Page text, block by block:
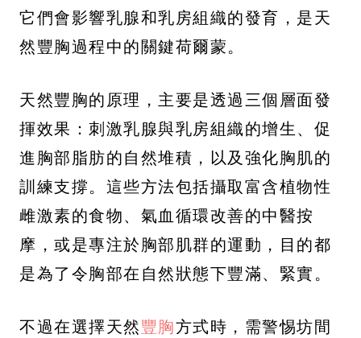
它們會影響乳腺和乳房組織的發育，是天
然豐胸過程中的關鍵荷爾蒙。
天然豐胸的原理，主要是透過三個層面發
揮效果：刺激乳腺與乳房組織的增生、促
進胸部脂肪的自然堆積，以及強化胸肌的
訓練支撐。這些方法包括攝取富含植物性
雌激素的食物、氣血循環改善的中醫按
摩，或是專注於胸部肌群的運動，目的都
是為了令胸部在自然狀態下豐滿、緊實。
不過在選擇天然豐胸方式時，需警惕坊間